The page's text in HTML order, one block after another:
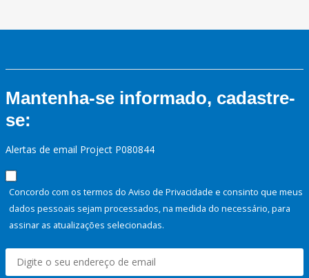
Mantenha-se informado, cadastre-
se:
Alertas de email Project P080844
Concordo com os termos do Aviso de Privacidade e consinto que meus
dados pessoais sejam processados, na medida do necessário, para
assinar as atualizações selecionadas.